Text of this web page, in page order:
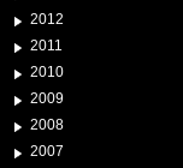
2012
2011
2010
2009
2008
2007